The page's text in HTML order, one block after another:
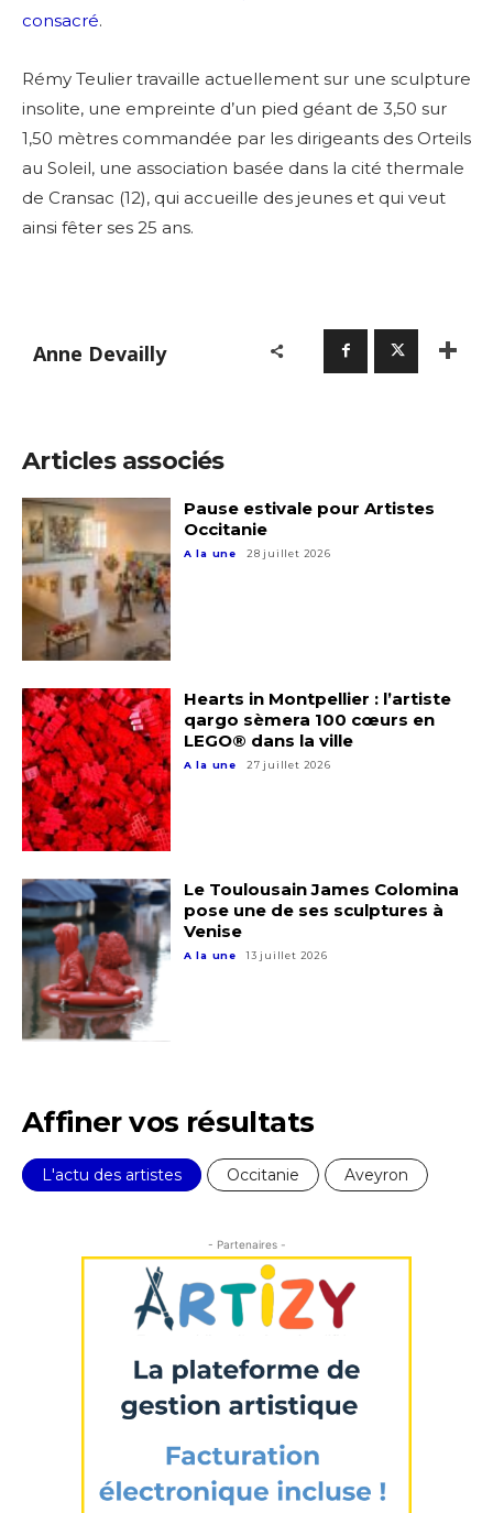
Adresse email*
Nom
Prénom
Statut / Organisation
Adresse email*
Nom
Statut / Organisation
* Champ obligatoire
consacré.
Rémy Teulier travaille actuellement sur une sculpture
insolite, une empreinte d’un pied géant de 3,50 sur
1,50 mètres commandée par les dirigeants des Orteils
au Soleil, une association basée dans la cité thermale
de Cransac (12), qui accueille des jeunes et qui veut
ainsi fêter ses 25 ans.
Anne Devailly
Articles associés
Pause estivale pour Artistes
Occitanie
A la une 28 juillet 2026
Hearts in Montpellier : l’artiste
qargo sèmera 100 cœurs en
LEGO® dans la ville
A la une 27 juillet 2026
Le Toulousain James Colomina
pose une de ses sculptures à
Venise
A la une 13 juillet 2026
Affiner vos résultats
L'actu des artistes Occitanie Aveyron
- Partenaires -